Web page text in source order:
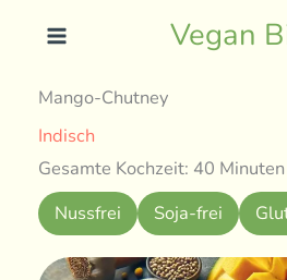
Vegan
Mango-Chutney
Indisch
Gesamte Kochzeit: 40 Minuten
Nussfrei
Soja-frei